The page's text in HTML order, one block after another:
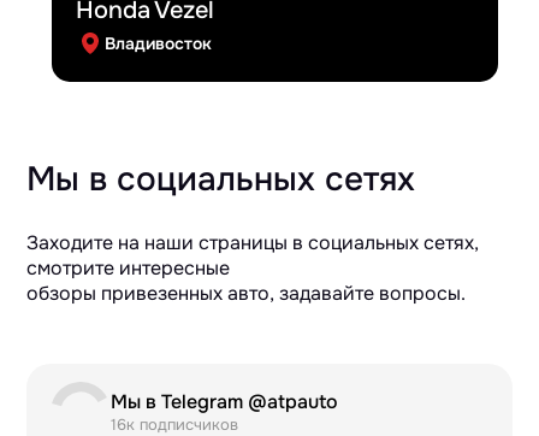
Honda Vezel
Владивосток
Мы в социальных сетях
Заходите на наши страницы в социальных сетях,
смотрите интересные
обзоры привезенных авто, задавайте вопросы.
Мы в Telegram @atpauto
16к подписчиков